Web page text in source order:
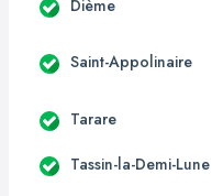
Dième
Saint-Appolinaire
Tarare
Tassin-la-Demi-Lune